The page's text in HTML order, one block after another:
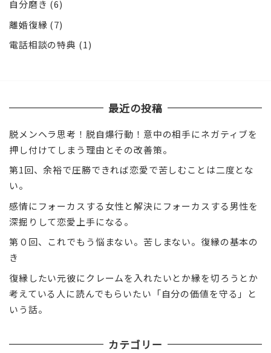
自分磨き (6)
離婚復縁 (7)
電話相談の特典 (1)
最近の投稿
脱メンヘラ思考！脱自爆行動！意中の相手にネガティブを
押し付けてしまう理由とその改善策。
第1回、余裕で圧勝できれば恋愛で苦しむことは二度とな
い。
感情にフォーカスする女性と解決にフォーカスする男性を
深掘りして恋愛上手になる。
第０回、これでもう悩まない。苦しまない。復縁の基本の
き
復縁したい元彼にクレームを入れたいとか縁を切ろうとか
考えている人に読んでもらいたい「自分の価値を守る」と
いう話。
カテゴリー